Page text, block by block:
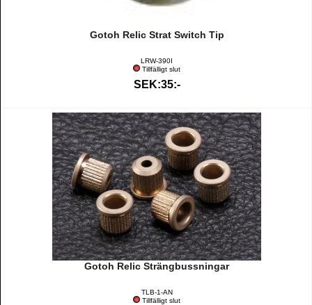
Gotoh Relic Strat Switch Tip
LRW-390I
Tillfälligt slut
SEK:35:-
Gotoh Relic Strängbussningar
TLB-1-AN
Tillfälligt slut